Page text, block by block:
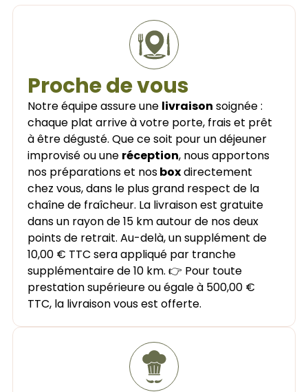
Proche de vous
Notre équipe assure une livraison soignée :
chaque plat arrive à votre porte, frais et prêt
à être dégusté. Que ce soit pour un déjeuner
improvisé ou une réception, nous apportons
nos préparations et nosboxdirectement
chez vous, dans le plus grand respect de la
chaîne de fraîcheur. La livraison est gratuite
dans un rayon de 15 km autour de nos deux
points de retrait. Au-delà, un supplément de
10,00 € TTC sera appliqué par tranche
supplémentaire de 10 km. 👉 Pour toute
prestation supérieure ou égale à 500,00 €
TTC, la livraison vous est offerte.